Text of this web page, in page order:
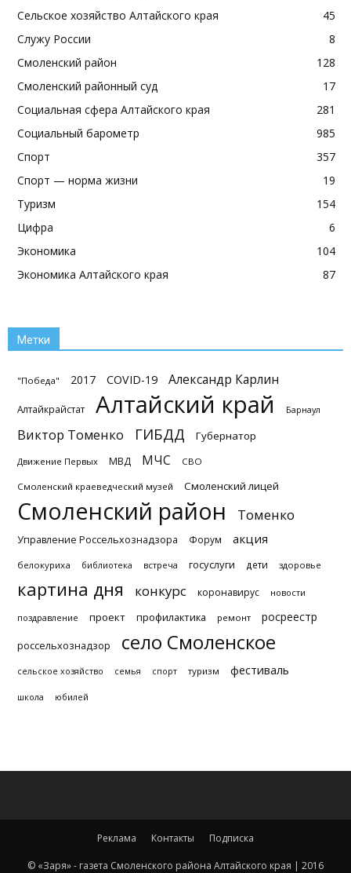
Сельское хозяйство Алтайского края
45
Служу России
8
Смоленский район
128
Смоленский районный суд
17
Социальная сфера Алтайского края
281
Социальный барометр
985
Спорт
357
Спорт — норма жизни
19
Туризм
154
Цифра
6
Экономика
104
Экономика Алтайского края
87
Метки
"Победа" 2017 COVID-19 Александр Карлин
Алтайкрайстат Алтайский край Барнаул
Виктор Томенко ГИБДД Губернатор
Движение Первых МВД МЧС СВО
Смоленский краеведческий музей Смоленский лицей
Смоленский район Томенко
Управление Россельхознадзора Форум акция
белокуриха библиотека встреча госуслуги дети здоровье
картина дня конкурс коронавирус новости
поздравление проект профилактика ремонт росреестр
россельхознадзор село Смоленское
сельское хозяйство семья спорт туризм фестиваль
школа юбилей
Реклама Контакты Подписка
© «Заря» - газета Смоленского района Алтайского края | 2016